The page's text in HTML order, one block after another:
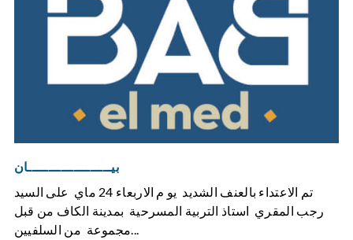
بيــــــــــــــــــــان
تم الاعتداء بالعنف الشديد يو م الاربعاء 24 ماي على السيد
رجب المقري استاذ التربية المسرحية بمدينة الكاف من قبل
مجموعة من السلفيين...